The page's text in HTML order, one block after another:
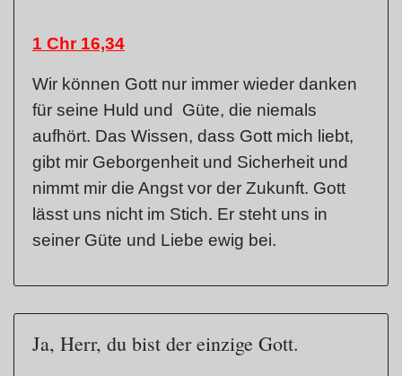
1 Chr 16,34
Wir können Gott nur immer wieder danken
für seine Huld und Güte, die niemals
aufhört. Das Wissen, dass Gott mich liebt,
gibt mir Geborgenheit und Sicherheit und
nimmt mir die Angst vor der Zukunft. Gott
lässt uns nicht im Stich. Er steht uns in
seiner Güte und Liebe ewig bei.
Ja, Herr, du bist der einzige Gott.